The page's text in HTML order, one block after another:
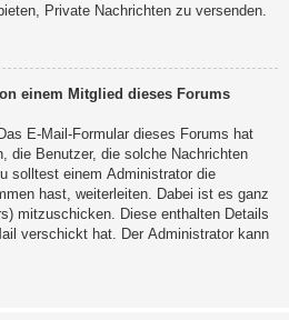
Private Nachrichten zu versenden.
einem Mitglied dieses Forums
E-Mail-Formular dieses Forums hat
die Benutzer, die solche Nachrichten
solltest einem Administrator die
hast, weiterleiten. Dabei ist es ganz
mitzuschicken. Diese enthalten Details
verschickt hat. Der Administrator kann